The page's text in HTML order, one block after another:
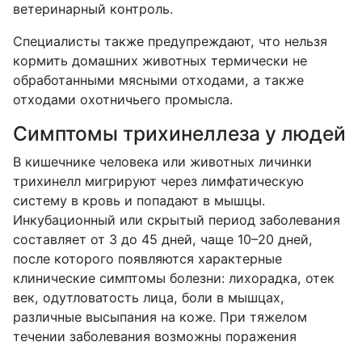
ветеринарный контроль.
Специалисты также предупреждают, что нельзя
кормить домашних животных термически не
обработанными мясными отходами, а также
отходами охотничьего промысла.
Симптомы трихинеллеза у людей
В кишечнике человека или животных личинки
трихинелл мигрируют через лимфатическую
систему в кровь и попадают в мышцы.
Инкубационный или скрытый период заболевания
составляет от 3 до 45 дней, чаще 10–20 дней,
после которого появляются характерные
клинические симптомы болезни: лихорадка, отек
век, одутловатость лица, боли в мышцах,
различные высыпания на коже. При тяжелом
течении заболевания возможны поражения